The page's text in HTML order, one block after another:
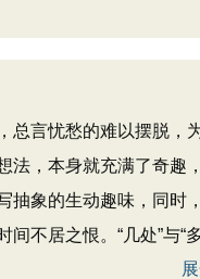
忧愁的难以摆脱，
法，本身就充满了奇
象的生动趣味，同时
不居之恨。“几处”与